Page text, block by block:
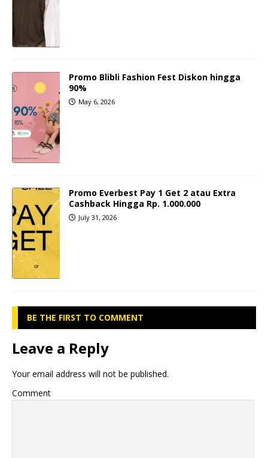
Promo Blibli Fashion Fest Diskon hingga
90%
May 6, 2026
Promo Everbest Pay 1 Get 2 atau Extra
Cashback Hingga Rp. 1.000.000
July 31, 2026
BE THE FIRST TO COMMENT
Leave a Reply
Your email address will not be published.
Comment